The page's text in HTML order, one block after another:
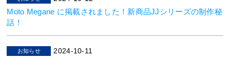
Moto Megane に掲載されました！新商品JJシリーズの制作秘
話！
お知らせ 2024-10-11